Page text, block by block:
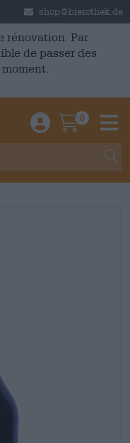
shop@bierothek.de
rénovation. Par
de passer des
Einloggen /
0